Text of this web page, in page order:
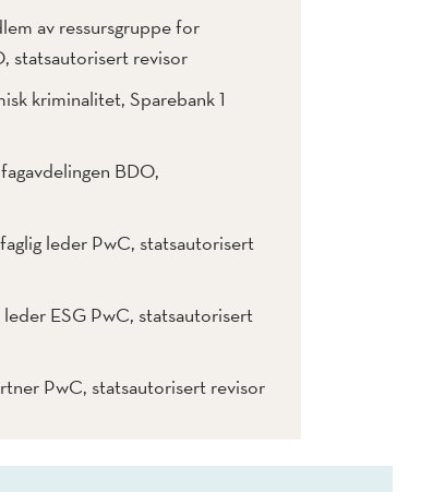
av ressursgruppe for
statsautorisert revisor
kriminalitet, Sparebank 1
BDO,
leder PwC, statsautorisert
ESG PwC, statsautorisert
PwC, statsautorisert revisor